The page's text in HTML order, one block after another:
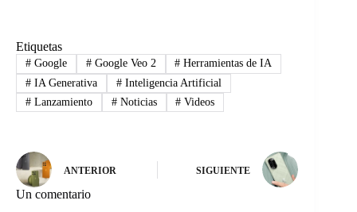
Etiquetas
#Google #Google Veo 2 # Herramientas de IA
#IA Generativa #Inteligencia Artificial
#Lanzamiento #Noticias # Videos
ANTERIOR SIGUIENTE
Un comentario